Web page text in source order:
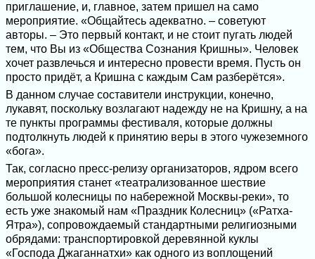
приглашение, и, главное, затем пришел на само
мероприятие. «Общайтесь адекватно. – советуют
авторы. – Это первый контакт, и не стоит пугать людей
тем, что Вы из «Общества Сознания Кришны». Человек
хочет развлечься и интересно провести время. Пусть он
просто придёт, а Кришна с каждым Сам разберётся».
В данном случае составители инструкции, конечно,
лукавят, поскольку возлагают надежду не на Кришну, а на
те пункты программы фестиваля, которые должны
подтолкнуть людей к принятию веры в этого чужеземного
«бога».
Так, согласно пресс-релизу организаторов, ядром всего
мероприятия станет «театрализованное шествие
большой колесницы по набережной Москвы-реки», то
есть уже знакомый нам «Праздник Колесниц» («Ратха-
Ятра»), сопровождаемый стандартными религиозными
обрядами: транспортировкой деревянной куклы
«Господа Джаганнатхи» как одного из воплощений